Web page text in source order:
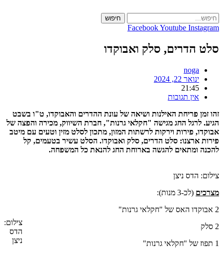
to
content
חיפוש
FacebookYoutube Instagram
סלט הדרים, סלק ואבוקדו
noga
ינואר 22, 2024
21:45
אין תגובות
זהו זמן פריחת האילנות ושיאה של עונת ההדרים והאבוקדו, ט"ו בשבט
הגיע. לרגל החג מגישה "חקלאי גרנות", חברת השיווק, מכירה והפצה של
אבוקדו, פירות וירקות לרשתות המזון, מתכון לסלט מזין וטעים עם מיטב
פירות ארצנו: סלט הדרים, סלק ואבוקדו. הסלט עשיר בטעמים, קל
להכנה ומתאים להגשה בארוחת החג להנאת כל המשפחה.
צילום: הדס ניצן
מצרכים (לכ-3 מנות):
צילום:
הדס
ניצן
2 אבוקדו האס של "חקלאי גרנות"
2 סלק
1 תפוז של "חקלאי גרנות"